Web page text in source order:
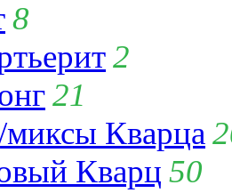
8
2
21
Кварца
Кварц 50